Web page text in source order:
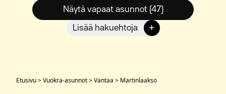
Lisää hakuehtoja +
Näytä vapaat asunnot (47)
Etusivu>Vuokra-asunnot>Vantaa > Martinlaakso